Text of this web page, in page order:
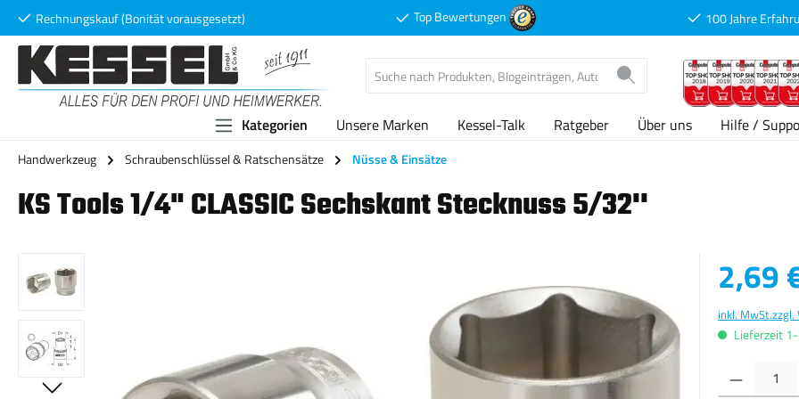
Hauptinhalt springen
Zur Suche springen
Zur Hauptnavigation springen
Rechnungskauf (Bonität vorausgesetzt) Top Bewertungen 100 Jahre
Kategorien Unsere Marken Kessel-Talk Ratgeber Über uns Hilfe /
Handwerkzeug Schraubenschlüssel & Ratschensätze Nüsse & Einsätze
KS Tools 1/4" CLASSIC Sechskant Stecknuss 5/32''
Bildergalerie überspringen 2,69
inkl. MwSt.zzgl.
Lieferzeit
Produkt Anzahl: